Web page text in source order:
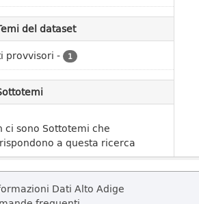
del dataset
provvisori - 1
ci sono Sottotemi che
a questa ricerca
Dati Alto Adige